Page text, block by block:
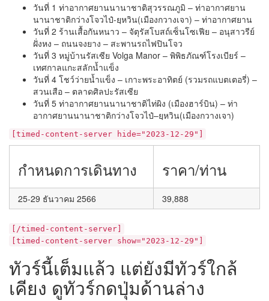
วันที่ 1 ท่าอากาศยานนานาชาติสุวรรณภูมิ – ท่าอากาศยาน
นานาชาติกว่างโจวไป๋-ยฺหวิน(เมืองกวางเจา) – ท่าอากาศยาน
วันที่ 2 ร้านเสื้อกันหนาว – จัตุรัสโบสถ์เซ็นโซเฟีย – อนุสาวรีย์
ฝั่งหง – ถนนจงยาง – สะพานรถไฟปินโจว
วันที่ 3 หมู่บ้านรัสเซีย Volga Manor – พิพิธภัณฑ์โรงเบียร์ –
เทศกาลแกะสลักน้ำแข็ง
วันที่ 4 โชว์ว่ายน้ำแข็ง – เกาะพระอาทิตย์ (รวมรถแบตเตอรี่) –
สวนเสือ – ตลาดศิลปะรัสเซีย
วันที่ 5 ท่าอากาศยานนานาชาติไท่ผิง (เมืองฮาร์บิน) – ท่า
อากาศยานนานาชาติกว่างโจวไป๋–ยฺหวิน(เมืองกวางเจา)
[timed-content-server hide="2023-12-29"]
กำหนดการเดินทาง ราคา/ท่าน
25-29 ธันวาคม 2566 39,888
[/timed-content-server]
[timed-content-server show="2023-12-29"]
ทัวร์นี้เต็มแล้ว แต่ยังมีทัวร์ใกล้
เคียง ดูทัวร์กดปุ่มด้านล่าง